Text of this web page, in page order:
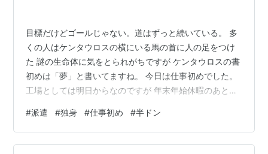
目標だけどゴールじゃない。道はずっと続いている。 多
くの人はケンタウロスの横にいる馬の首に人の足をつけ
た 謎の生命体に気をとられがちですが ケンタウロスの書
初めは「夢」と書いてますね。 今日は仕事初めでした。
工場としては明日からなのですが 年末年始休暇のあとの
としましては新年早々ボロボロでした。 みんなの想定し
てる３倍くらいの仕事量があって 半ドン！のはずが昼休
憩はさんで１日仕事。 昭和生まれしか半ドンなんて使わ
#派遣 #独身 #仕事初め #半ドン